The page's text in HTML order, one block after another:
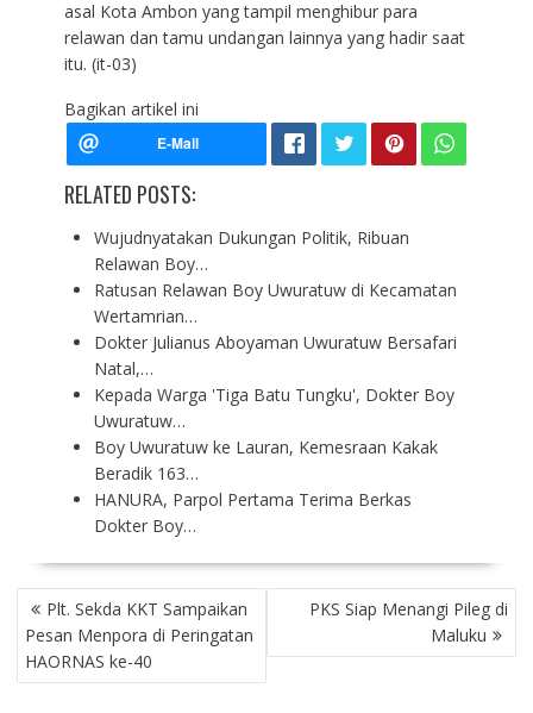
asal Kota Ambon yang tampil menghibur para
relawan dan tamu undangan lainnya yang hadir saat
itu. (it-03)
Bagikan artikel ini
RELATED POSTS:
Wujudnyatakan Dukungan Politik, Ribuan
Relawan Boy…
Ratusan Relawan Boy Uwuratuw di Kecamatan
Wertamrian…
Dokter Julianus Aboyaman Uwuratuw Bersafari
Natal,…
Kepada Warga 'Tiga Batu Tungku', Dokter Boy
Uwuratuw…
Boy Uwuratuw ke Lauran, Kemesraan Kakak
Beradik 163…
HANURA, Parpol Pertama Terima Berkas
Dokter Boy…
P
O
S
T
Plt. Sekda KKT Sampaikan
Pesan Menpora di Peringatan
HAORNAS ke-40
PKS Siap Menangi Pileg di
Maluku